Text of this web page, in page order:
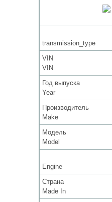
transmission_type
VIN
VIN
Год выпуска
Year
Производитель
Make
Модель
Model
Engine
Страна
Made In